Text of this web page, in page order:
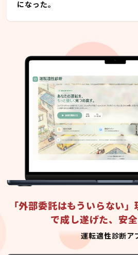
になった。
「外部委託はもういらない
で成し遂げた、安
運転適性診断ア